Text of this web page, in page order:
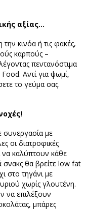
αξίας…
κινόα ή τις φακές,
καρπούς –
πεντανόστιμα
Αντί για ψωμί,
το γεύμα σας.
συνεργασία με
οι διατροφικές
καλύπτουν κάθε
σνακς θα βρείτε low fat
στο τηγάνι με
χωρίς γλουτένη.
να επιλέξουν
μπάρες